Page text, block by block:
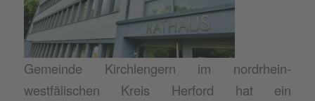
Gemeinde Kirchlengern im nordrhein-
westfälischen Kreis Herford hat ein